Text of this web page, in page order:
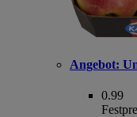
Angebot:
0.99